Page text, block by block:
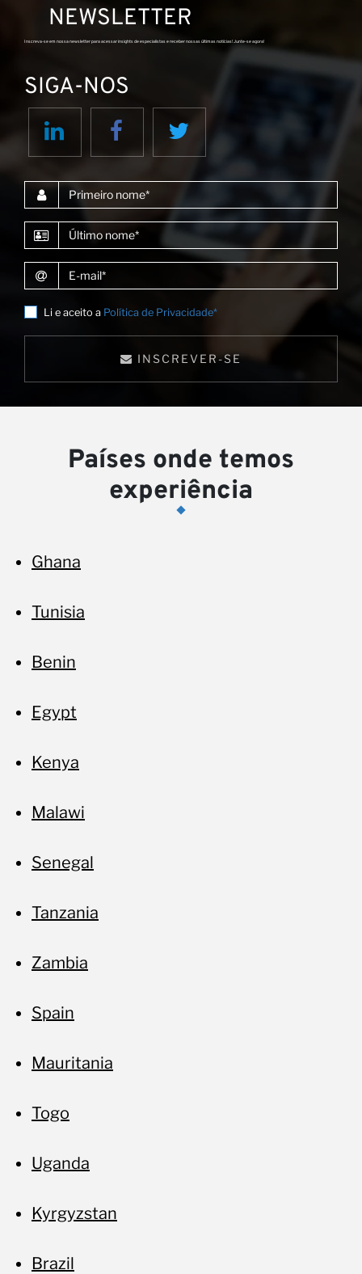
NEWSLETTER
Inscreva-se em nossa newsletter para acessar insights de especialistas e receber nossas últimas notícias! Junte-se agora!
SIGA-NOS
Primeiro nome
Último nome
E-mail
Li e aceito a Política de Privacidade*
INSCREVER-SE
Países onde temos
experiência
Ghana
Tunisia
Benin
Egypt
Kenya
Malawi
Senegal
Tanzania
Zambia
Spain
Mauritania
Togo
Uganda
Kyrgyzstan
Brazil